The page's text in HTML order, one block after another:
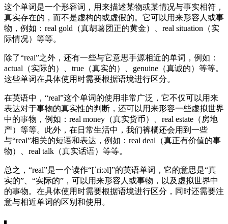
这个单词是一个形容词，用来描述某物或某情况与事实相符，
真实存在的，而不是虚构的或虚假的。它可以用来形容人或事
物，例如：real gold（真胡薯团正的黄金）、real situation（实
际情况）等等。
除了“real”之外，还有一些与它意思手源相近的单词，例如：
actual（实际的）、true（真实的）、genuine（真诚的）等等。
这些单词在具体使用时需要根据语境进行区分。
在英语中，“real”这个单词的使用非常广泛，它不仅可以用来
表达对于事物的真实性的判断，还可以用来形容一些虚拟世界
中的事物，例如：real money（真实货币）、real estate（房地
产）等等。此外，在日常生活中，我们裤橘还会用到一些
与“real”相关的短语和表达，例如：real deal（真正有价值的事
物）、real talk（真实话语）等等。
总之，“real”是一个读作“[ˈriːəl]”的英语单词，它的意思是“真
实的”、“实际的”，可以用来形容人或事物，以及虚拟世界中
的事物。在具体使用时需要根据语境进行区分，同时还需要注
意与相近单词的区别和使用。